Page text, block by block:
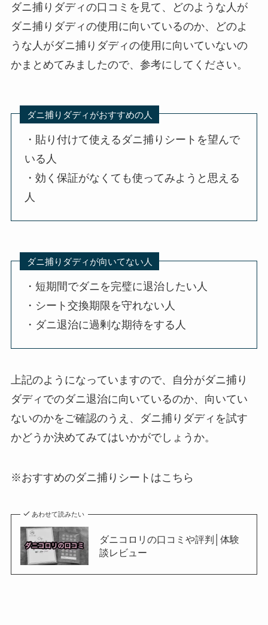
ダニ捕りダディの口コミを見て、どのような人が
ダニ捕りダディの使用に向いているのか、どのよ
うな人がダニ捕りダディの使用に向いていないの
かまとめてみましたので、参考にしてください。
ダニ捕りダディがおすすめの人
・貼り付けて使えるダニ捕りシートを望んで
いる人
・効く保証がなくても使ってみようと思える
人
ダニ捕りダディが向いてない人
・短期間でダニを完璧に退治したい人
・シート交換期限を守れない人
・ダニ退治に過剰な期待をする人
上記のようになっていますので、自分がダニ捕り
ダディでのダニ退治に向いているのか、向いてい
ないのかをご確認のうえ、ダニ捕りダディを試す
かどうか決めてみてはいかがでしょうか。
※おすすめのダニ捕りシートはこちら
あわせて読みたい
ダニコロリの口コミや評判│体験
談レビュー